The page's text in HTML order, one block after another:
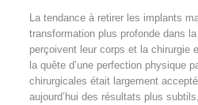
La tendance à retirer les implants
transformation plus profonde dans
perçoivent leur corps et la chirurgie
la quête d’une perfection physique
chirurgicales était largement
aujourd’hui des résultats plus